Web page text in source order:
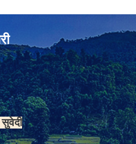
सुवेदी